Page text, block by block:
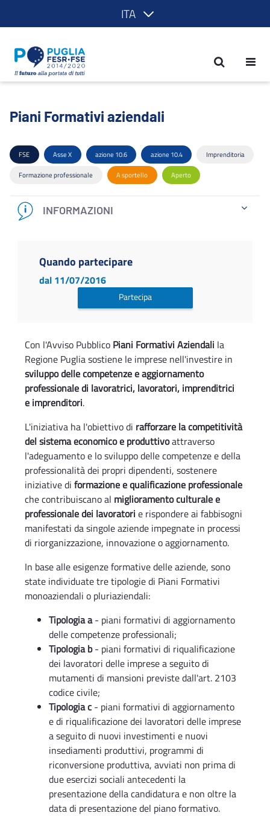
ITA
Piani Formativi aziendali - POR Puglia
Piani Formativi aziendali
FSE Asse X azione 10.6 azione 10.4 Imprenditoria
Formazione professionale A sportello Aperto
INFORMAZIONI
Quando partecipare
dal 11/07/2016
Partecipa
Con l'Avviso Pubblico Piani Formativi Aziendali la
Regione Puglia sostiene le imprese nell'investire in
sviluppo delle competenze e aggiornamento
professionale di lavoratrici, lavoratori, imprenditrici
e imprenditori.
L'iniziativa ha l'obiettivo di rafforzare la competitività
del sistema economico e produttivoattraverso
l'adeguamento e lo sviluppo delle competenze e della
professionalità dei propri dipendenti, sostenere
iniziative di formazione e qualificazione professionale
che contribuiscano al miglioramento culturale e
professionale dei lavoratori e rispondere ai fabbisogni
manifestati da singole aziende impegnate in processi
di riorganizzazione, innovazione o aggiornamento.
In base alle esigenze formative delle aziende, sono
state individuate tre tipologie di Piani Formativi
monoaziendali o pluriaziendali:
Tipologia a- piani formativi di aggiornamento
delle competenze professionali;
Tipologia b- piani formativi di riqualificazione
dei lavoratori delle imprese a seguito di
mutamenti di mansioni previste dall'art. 2103
codice civile;
Tipologia c - piani formativi di aggiornamento
e di riqualificazione dei lavoratori delle imprese
a seguito di nuovi investimenti e nuovi
insediamenti produttivi, programmi di
riconversione produttiva, avviati non prima di
due esercizi sociali antecedenti la
presentazione della candidatura e non oltre la
data di presentazione del piano formativo.